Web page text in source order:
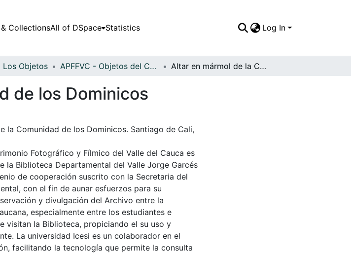
CollectionsAll of DSpace Statistics Log In
Los Objetos APFFVC - Objetos del Culto - Patrimonial Altar en mármol de la Comunidad de los Dominicos
de los Dominicos
la Comunidad de los Dominicos. Santiago de Cali,
Fotográfico y Fílmico del Valle del Cauca es
la Biblioteca Departamental del Valle Jorge Garcés
de cooperación suscrito con la Secretaria del
con el fin de aunar esfuerzos para su
y divulgación del Archivo entre la
especialmente entre los estudiantes e
visitan la Biblioteca, propiciando el su uso y
La universidad Icesi es un colaborador en el
facilitando la tecnología que permite la consulta